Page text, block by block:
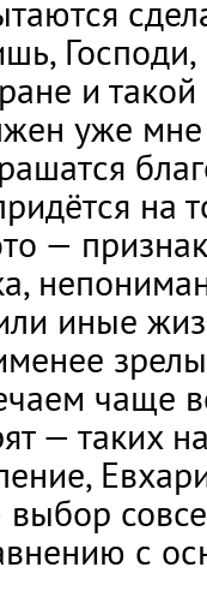
и
уже мне
на
—
иные
чаще
— таких
с